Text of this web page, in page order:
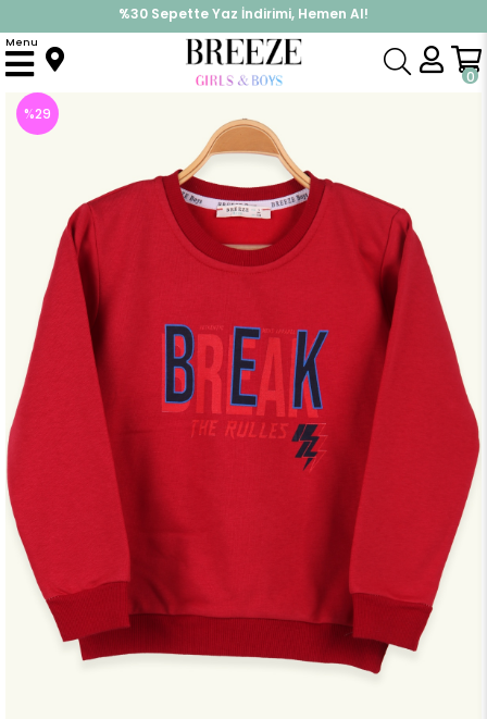
%30 Sepette Yaz İndirimi, Hemen Al!
İndirimlere ek %10 İndirimi Kap, Hemen Üye Ol!
0
Menu
Anasayfa Üst Giyim Sweatshirt
%29